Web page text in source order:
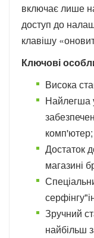
включає лише
доступ до
клавішу
Ключові
Висока
Найлегша
комп'ютер;
Достаток
магазині
Зручний
найбільш